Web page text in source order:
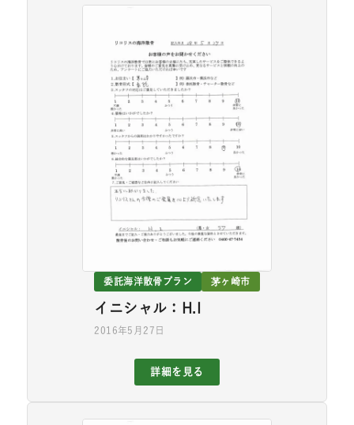
委託海洋散骨プラン 茅ヶ崎市
イニシャル：H.I
2016年5月27日
詳細を見る